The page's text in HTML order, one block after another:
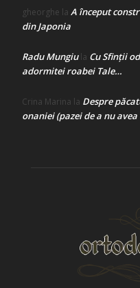
gheorghe la A început
din Japonia
Radu Mungiula Cu Sfinții
adormitei roabei Tale…
Crina Marina la Despre
onaniei (pazei de a nu